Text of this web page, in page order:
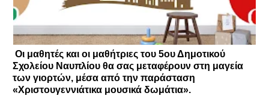
Οι μαθητές και οι μαθήτριες του 5ου Δημοτικού
Σχολείου Ναυπλίου θα σας μεταφέρουν στη μαγεία
των γιορτών, μέσα από την παράσταση
«Χριστουγεννιάτικα μουσικά δωμάτια».